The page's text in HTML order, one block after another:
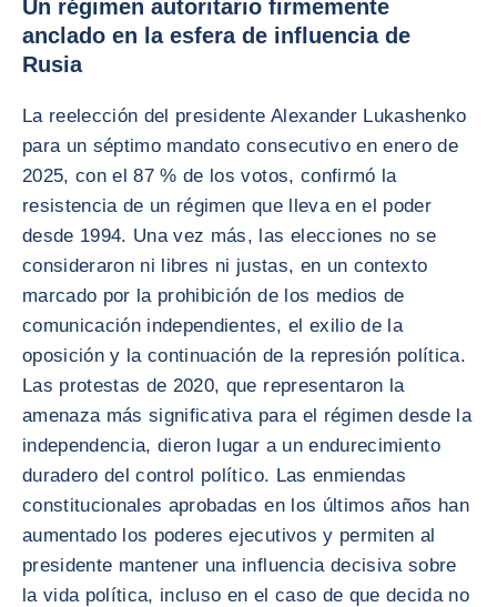
Un régimen autoritario firmemente
anclado en la esfera de influencia de
Rusia
La reelección del presidente Alexander Lukashenko
para un séptimo mandato consecutivo en enero de
2025, con el 87 % de los votos, confirmó la
resistencia de un régimen que lleva en el poder
desde 1994. Una vez más, las elecciones no se
consideraron ni libres ni justas, en un contexto
marcado por la prohibición de los medios de
comunicación independientes, el exilio de la
oposición y la continuación de la represión política.
Las protestas de 2020, que representaron la
amenaza más significativa para el régimen desde la
independencia, dieron lugar a un endurecimiento
duradero del control político. Las enmiendas
constitucionales aprobadas en los últimos años han
aumentado los poderes ejecutivos y permiten al
presidente mantener una influencia decisiva sobre
la vida política, incluso en el caso de que decida no